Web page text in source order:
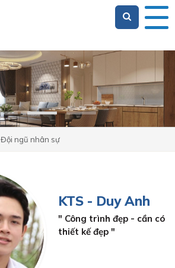
Loading...
Đội ngũ nhân sự
KTS - Duy Anh
" Công trình đẹp - cần có
thiết kế đẹp "